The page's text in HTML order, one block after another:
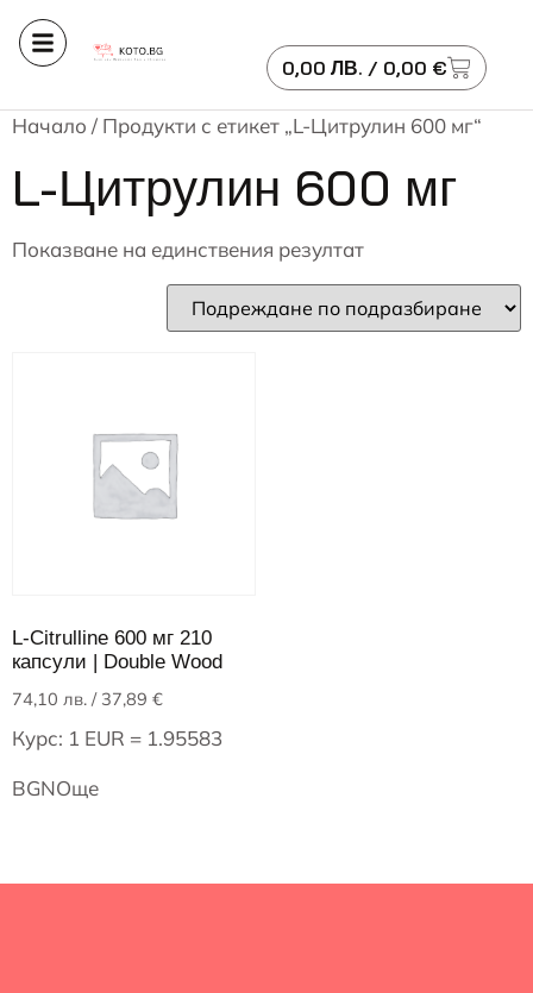
0,00 ЛВ. / 0,00 €
Начало / Продукти с етикет „L-Цитрулин 600 мг“
L-Цитрулин 600 мг
Показване на единствения резултат
L-Citrulline 600 мг 210
капсули | Double Wood
74,10 лв. / 37,89 €
Курс: 1 EUR = 1.95583
BGNОще